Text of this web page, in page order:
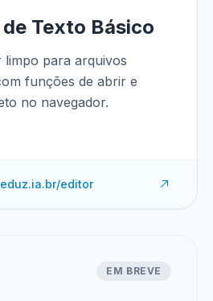
Texto Básico
limpo para arquivos
funções de abrir e
no navegador.
editor
EM BREVE